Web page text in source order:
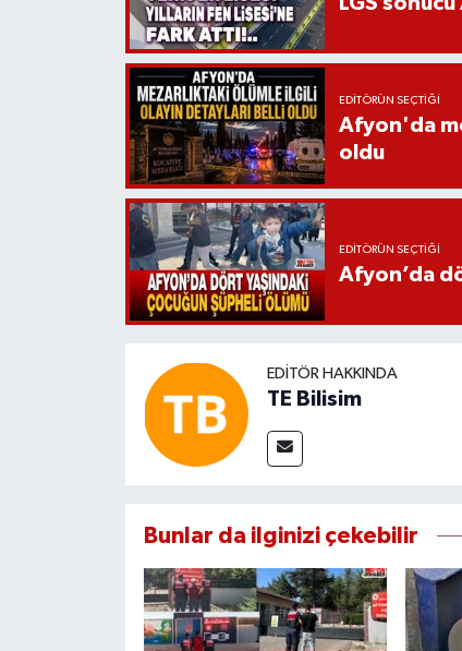
EDITÖRÜN SEÇTIĞI
Afyon'da
oldu
EDITÖRÜN SEÇTIĞI
Afyon’da
EDITÖR HAKKINDA
TE Bilisim
Bunlar da ilginizi çekebilir